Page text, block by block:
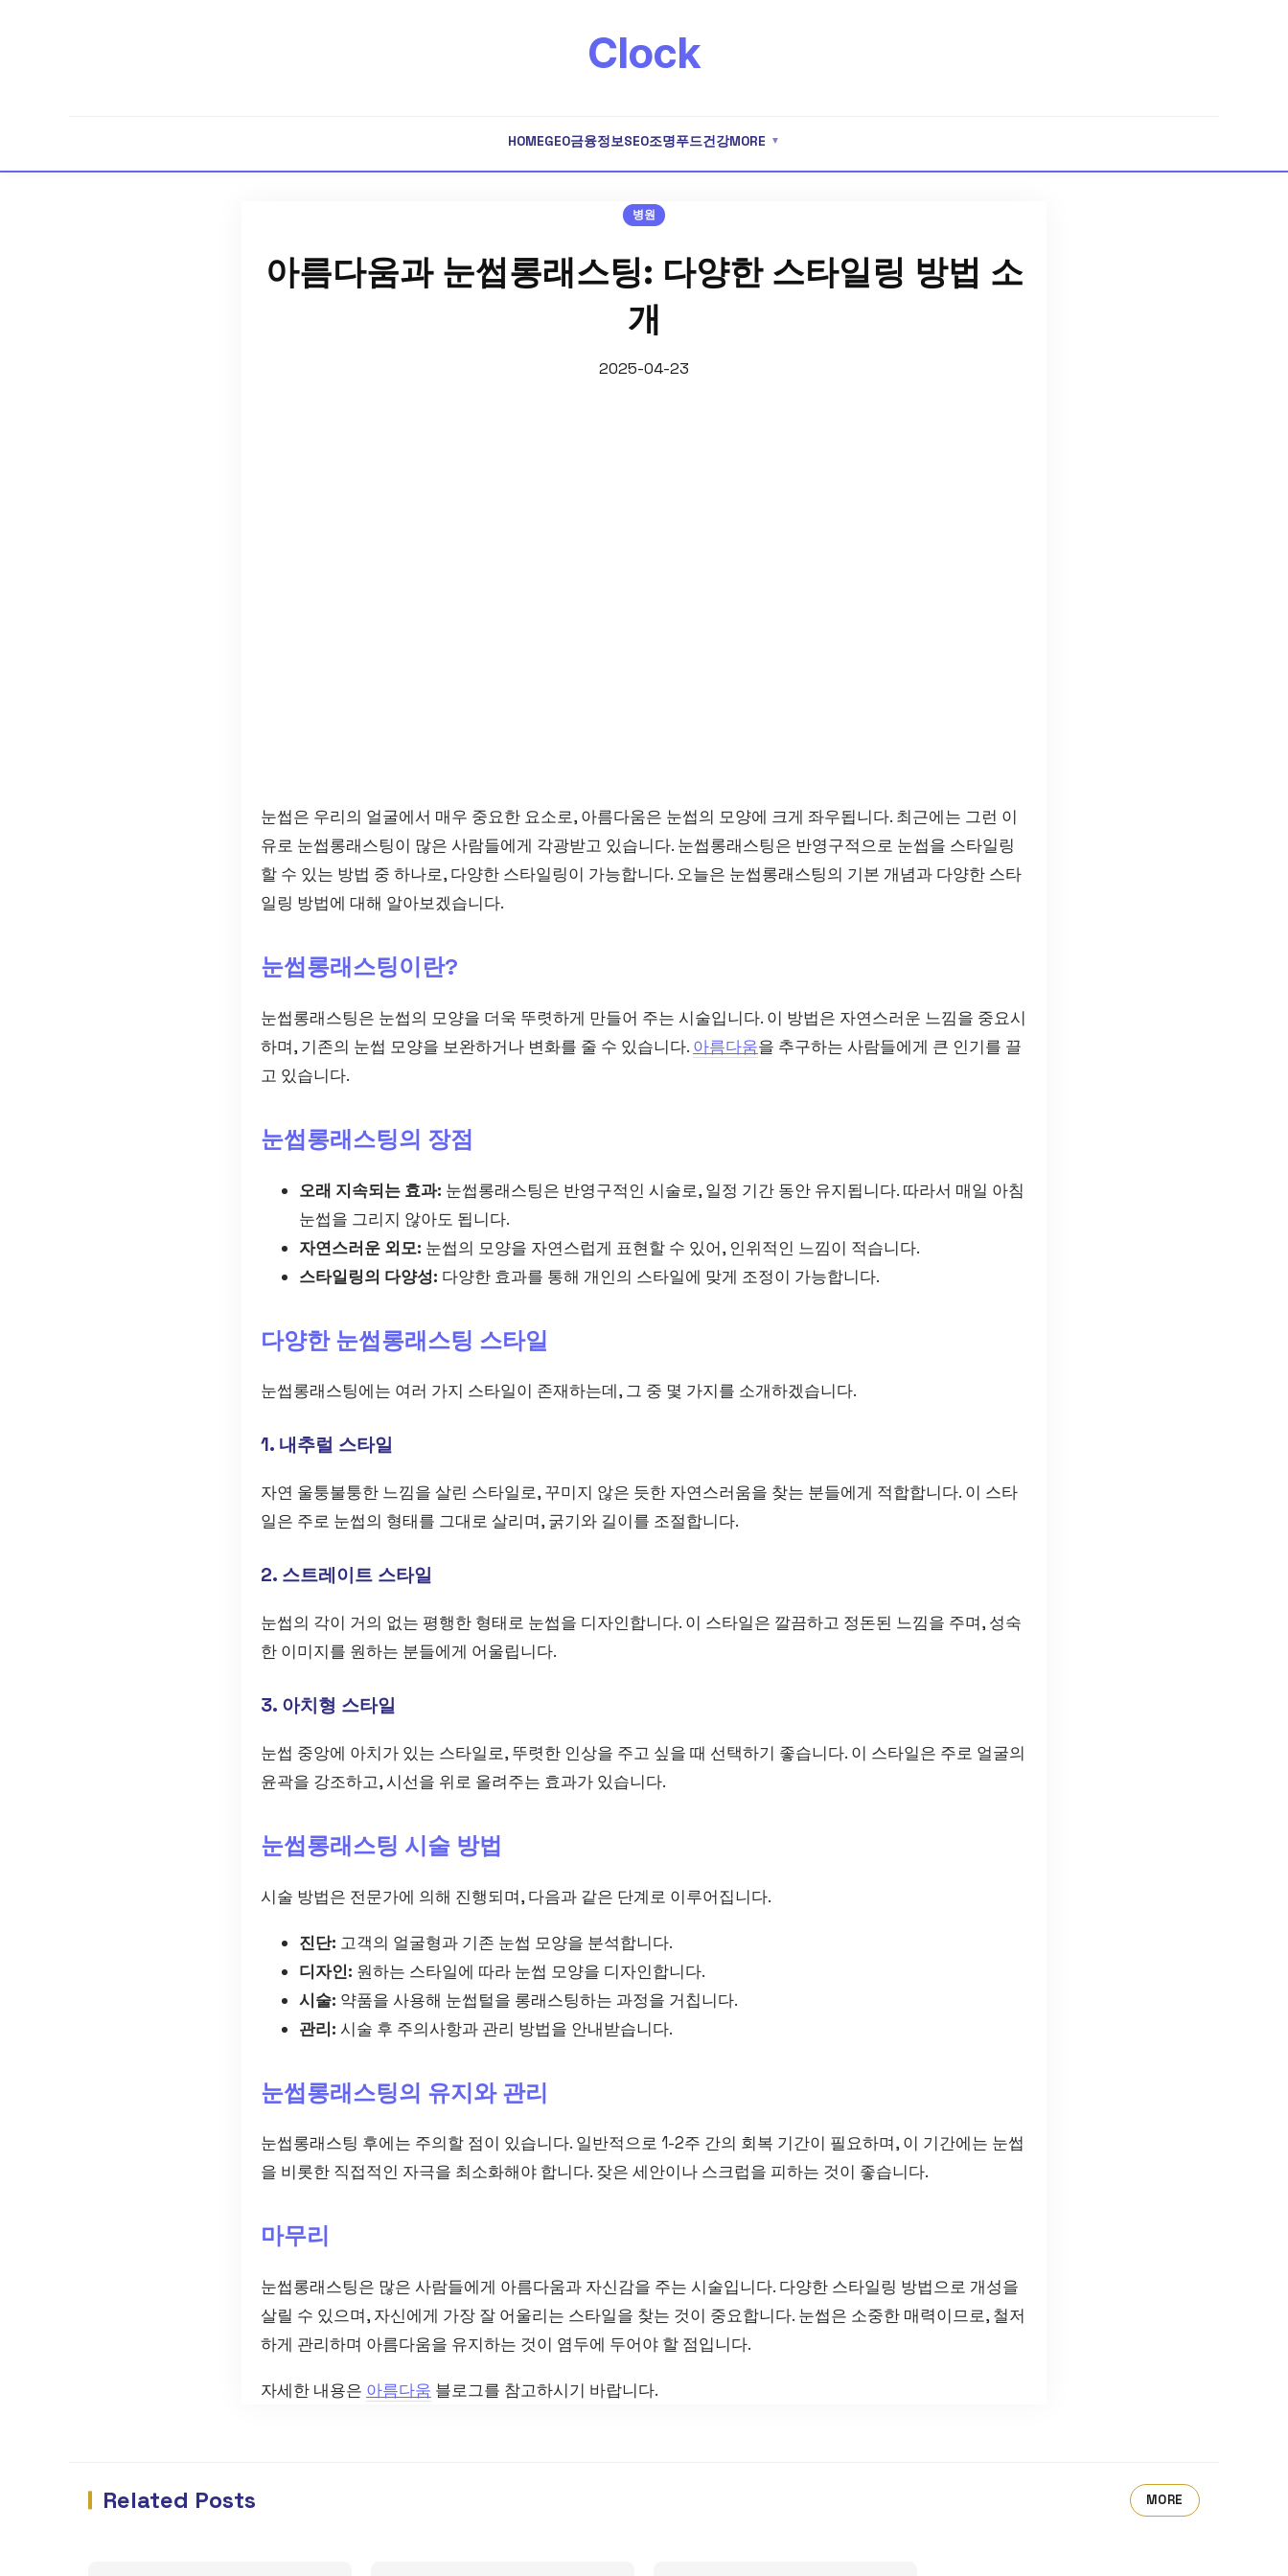
Clock
HOMEGEO금융정보SEO조명푸드건강MORE ▼
병원
아름다움과 눈썹롱래스팅: 다양한 스타일링 방법 소
개
2025-04-23
눈썹은 우리의 얼굴에서 매우 중요한 요소로, 아름다움은 눈썹의 모양에 크게 좌우됩니다. 최근에는 그런 이
유로 눈썹롱래스팅이 많은 사람들에게 각광받고 있습니다. 눈썹롱래스팅은 반영구적으로 눈썹을 스타일링
할 수 있는 방법 중 하나로, 다양한 스타일링이 가능합니다. 오늘은 눈썹롱래스팅의 기본 개념과 다양한 스타
일링 방법에 대해 알아보겠습니다.
눈썹롱래스팅이란?
눈썹롱래스팅은 눈썹의 모양을 더욱 뚜렷하게 만들어 주는 시술입니다. 이 방법은 자연스러운 느낌을 중요시
하며, 기존의 눈썹 모양을 보완하거나 변화를 줄 수 있습니다. 아름다움을 추구하는 사람들에게 큰 인기를 끌
고 있습니다.
눈썹롱래스팅의 장점
오래 지속되는 효과: 눈썹롱래스팅은 반영구적인 시술로, 일정 기간 동안 유지됩니다. 따라서 매일 아침
눈썹을 그리지 않아도 됩니다.
자연스러운 외모: 눈썹의 모양을 자연스럽게 표현할 수 있어, 인위적인 느낌이 적습니다.
스타일링의 다양성: 다양한 효과를 통해 개인의 스타일에 맞게 조정이 가능합니다.
다양한 눈썹롱래스팅 스타일
눈썹롱래스팅에는 여러 가지 스타일이 존재하는데, 그 중 몇 가지를 소개하겠습니다.
1. 내추럴 스타일
자연 울퉁불퉁한 느낌을 살린 스타일로, 꾸미지 않은 듯한 자연스러움을 찾는 분들에게 적합합니다. 이 스타
일은 주로 눈썹의 형태를 그대로 살리며, 굵기와 길이를 조절합니다.
2. 스트레이트 스타일
눈썹의 각이 거의 없는 평행한 형태로 눈썹을 디자인합니다. 이 스타일은 깔끔하고 정돈된 느낌을 주며, 성숙
한 이미지를 원하는 분들에게 어울립니다.
3. 아치형 스타일
눈썹 중앙에 아치가 있는 스타일로, 뚜렷한 인상을 주고 싶을 때 선택하기 좋습니다. 이 스타일은 주로 얼굴의
윤곽을 강조하고, 시선을 위로 올려주는 효과가 있습니다.
눈썹롱래스팅 시술 방법
시술 방법은 전문가에 의해 진행되며, 다음과 같은 단계로 이루어집니다.
진단: 고객의 얼굴형과 기존 눈썹 모양을 분석합니다.
디자인: 원하는 스타일에 따라 눈썹 모양을 디자인합니다.
시술: 약품을 사용해 눈썹털을 롱래스팅하는 과정을 거칩니다.
관리: 시술 후 주의사항과 관리 방법을 안내받습니다.
눈썹롱래스팅의 유지와 관리
눈썹롱래스팅 후에는 주의할 점이 있습니다. 일반적으로 1-2주 간의 회복 기간이 필요하며, 이 기간에는 눈썹
을 비롯한 직접적인 자극을 최소화해야 합니다. 잦은 세안이나 스크럽을 피하는 것이 좋습니다.
마무리
눈썹롱래스팅은 많은 사람들에게 아름다움과 자신감을 주는 시술입니다. 다양한 스타일링 방법으로 개성을
살릴 수 있으며, 자신에게 가장 잘 어울리는 스타일을 찾는 것이 중요합니다. 눈썹은 소중한 매력이므로, 철저
하게 관리하며 아름다움을 유지하는 것이 염두에 두어야 할 점입니다.
자세한 내용은 아름다움 블로그를 참고하시기 바랍니다.
Related Posts MORE